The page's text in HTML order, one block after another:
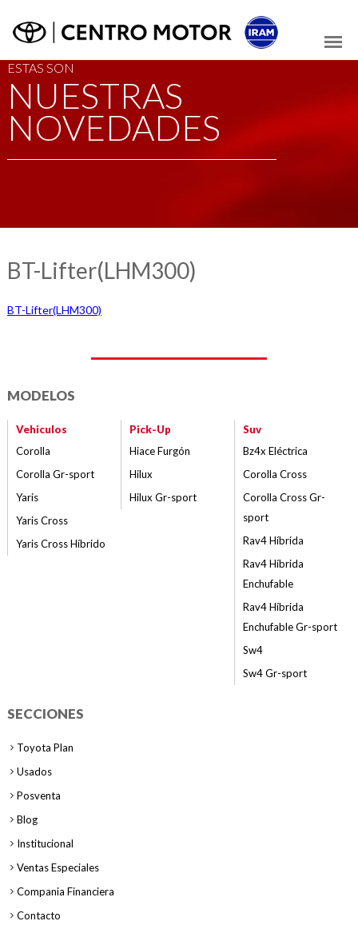
ESTAS SON
NUESTRAS
NOVEDADES
BT-Lifter(LHM300)
BT-Lifter(LHM300)
MODELOS
Vehiculos
Corolla
Corolla Gr-sport
Yaris
Yaris Cross
Yaris Cross Híbrido
Pick-Up
Hiace Furgón
Hilux
Hilux Gr-sport
Suv
Bz4x Eléctrica
Corolla Cross
Corolla Cross Gr-
sport
Rav4 Híbrida
Rav4 Híbrida
Enchufable
Rav4 Híbrida
Enchufable Gr-sport
Sw4
Sw4 Gr-sport
SECCIONES
Toyota Plan
Usados
Posventa
Blog
Institucional
Ventas Especiales
Compania Financiera
Contacto